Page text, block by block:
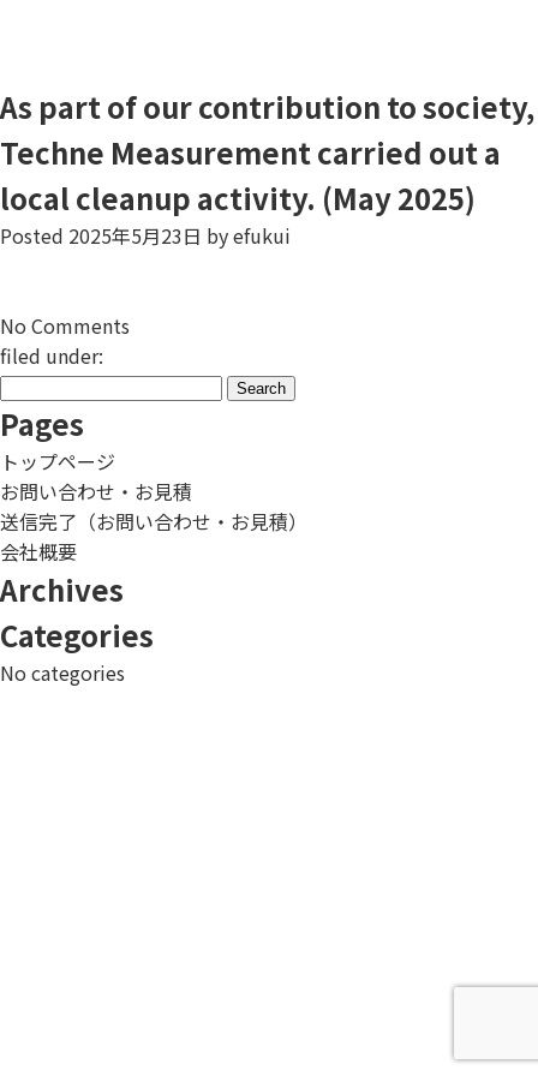
As part of our contribution to society,
Techne Measurement carried out a
local cleanup activity. (May 2025)
Posted 2025年5月23日 byefukui
NoComments
filed under:
Search
for:
Pages
トップページ
お問い合わせ・お見積
送信完了（お問い合わせ・お見積）
会社概要
Archives
Categories
No categories